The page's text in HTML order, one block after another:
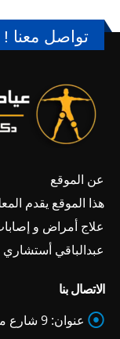
تواصل معنا !
عن الموقع
هذا الموقع يقدم
علاج أمراض و
عبدالباقي
الاتصال بنا
عنوان: 9 شارع مصطفى رفعت – الشيراتون - مصر الجديدة